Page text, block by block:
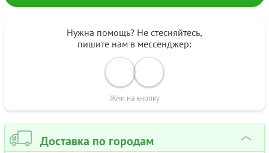
Нужна помощь? Не стесняйтесь,
пишите нам в мессенджер:
Жми на кнопку
Доставка по городам ›